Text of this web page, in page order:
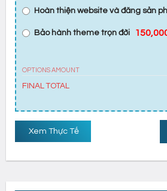
Hoàn thiện website và đăng sản
Bảo hành theme trọn đời
OPTIONS AMOUNT
FINAL TOTAL
Xem Thực Tế